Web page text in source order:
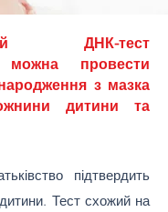
ДНК-тест
можна провести
з мазка
дитини та
підтвердить
дитини. Тест схожий на